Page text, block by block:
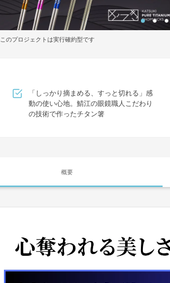
このプロジェクトは実行確約型です
「しっかり摘まめる、すっと切れる」感
動の使い心地。鯖江の眼鏡職人こだわり
の技術で作ったチタン箸
概要